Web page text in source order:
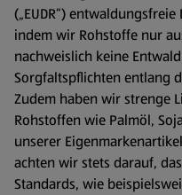
(„EUDR“)
indem wir Rohstoffe nur
nachweislich keine
Sorgfaltspflichten entlang
Zudem haben wir strenge
Rohstoffen wie Palmöl,
unserer
achten wir stets darauf,
Standards, wie